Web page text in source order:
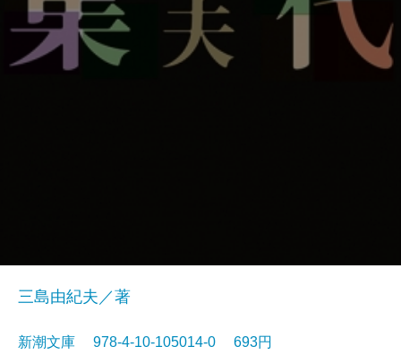
三島由紀夫／著
新潮文庫 978-4-10-105014-0 693円